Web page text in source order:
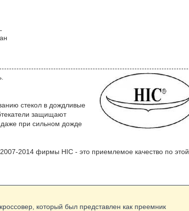
стекол в дождливые
защищают
даже при сильном дожде
2014 фирмы HIC - это приемлемое качество по этой
который был представлен как преемник